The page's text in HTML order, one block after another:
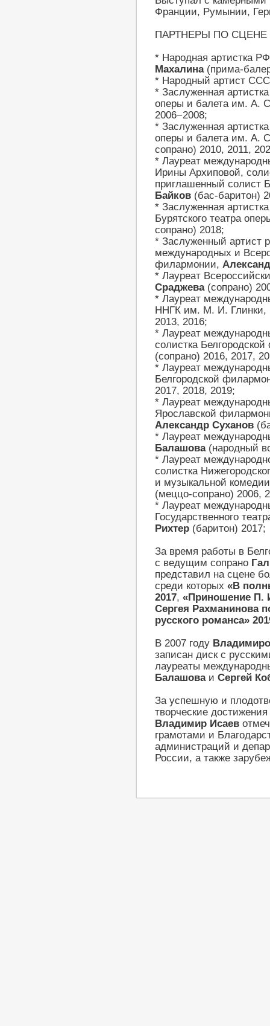
Франции, Румынии,
ПАРТНЕРЫ ПО СЦЕНЕ —
* Народная артистка
Махалина (прима-
* Народный артист
* Заслуженная
оперы и балета им. А.
2006−2008;
* Заслуженная
оперы и балета им. А.
сопрано) 2010, 2011,
* Лауреат
Ирины Архиповой,
приглашенный солист
Байков (бас-баритон)
* Заслуженная
Бурятского театра
сопрано) 2018;
* Заслуженный артист
международных и
филармонии,
* Лауреат
Сраджева(сопрано)
* Лауреат
ННГК им. М. И. Глинки,
2013, 2016;
* Лауреат
солистка
(сопрано) 2016, 2017,
* Лауреат
Белгородской
2017, 2018, 2019;
* Лауреат
Ярославской
Александр Суханов
* Лауреат
Балашова(народный
* Лауреат
солистка
и музыкальной
(меццо-сопрано) 2006,
* Лауреат
Государственного
Рихтер (баритон) 2017;
За время работы в
с ведущим сопрано
представил на сцене
среди которых «В
2017, «Приношение П.
Сергея Рахманинова
русского романса»
В 2007 году
записан диск с
лауреаты
Балашова и Сергей
За успешную и
творческие
Владимир Исаев
грамотами и
администраций и
России, а также